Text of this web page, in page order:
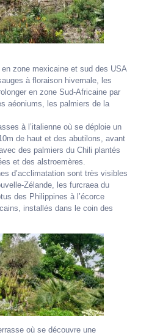
zone mexicaine et sud des USA
à floraison hivernale, les
en zone Sud-Africaine par
aéoniums, les palmiers de la
à l’italienne où se déploie un
de haut et des abutilons, avant
des palmiers du Chili plantés
et des alstroemères.
d’acclimatation sont très visibles
Zélande, les furcraea du
des Philippines à l’écorce
installés dans le coin des
où se découvre une